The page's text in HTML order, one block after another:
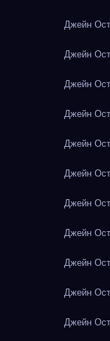
Джейн
Джейн
Джейн
Джейн
Джейн
Джейн
Джейн
Джейн
Джейн
Джейн
Джейн